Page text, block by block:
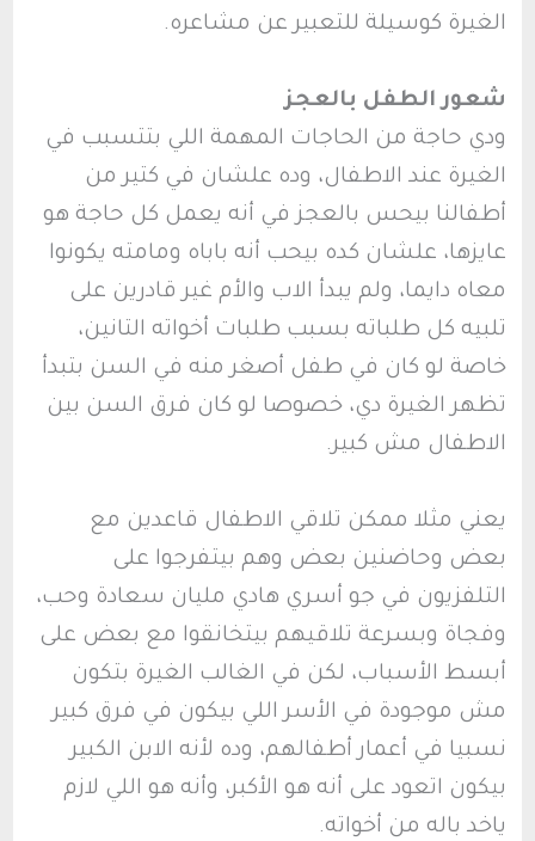
الغيرة كوسيلة للتعبير عن مشاعره.
شعور الطفل بالعجز
ودي حاجة من الحاجات المهمة اللي بتتسبب في
الغيرة عند الاطفال، وده علشان في كتير من
أطفالنا بيحس بالعجز في أنه يعمل كل حاجة هو
عايزها، علشان كده بيحب أنه باباه ومامته يكونوا
معاه دايما، ولم يبدأ الاب والأم غير قادرين على
تلبيه كل طلباته بسبب طلبات أخواته التانين،
خاصة لو كان في طفل أصغر منه في السن بتبدأ
تظهر الغيرة دي، خصوصا لو كان فرق السن بين
الاطفال مش كبير.
يعني مثلا ممكن تلاقي الاطفال قاعدين مع
بعض وحاضنين بعض وهم بيتفرجوا على
التلفزيون في جو أسري هادي مليان سعادة وحب،
وفجاة وبسرعة تلاقيهم بيتخانقوا مع بعض على
أبسط الأسباب، لكن في الغالب الغيرة بتكون
مش موجودة في الأسر اللي بيكون في فرق كبير
نسبيا في أعمار أطفالهم، وده لأنه الابن الكبير
بيكون اتعود على أنه هو الأكبر، وأنه هو اللي لازم
ياخد باله من أخواته.